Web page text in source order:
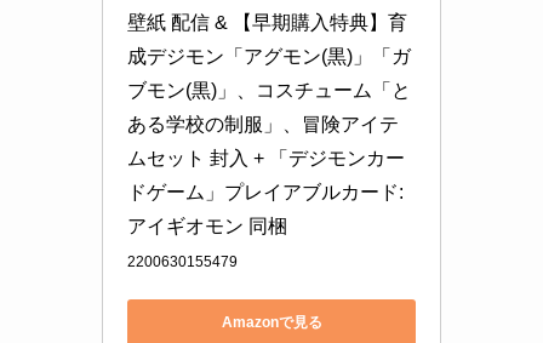
壁紙 配信 & 【早期購入特典】育
成デジモン「アグモン(黒)」「ガ
ブモン(黒)」、コスチューム「と
ある学校の制服」、冒険アイテ
ムセット 封入 + 「デジモンカー
ドゲーム」プレイアブルカード:
アイギオモン 同梱
2200630155479
Amazonで見る